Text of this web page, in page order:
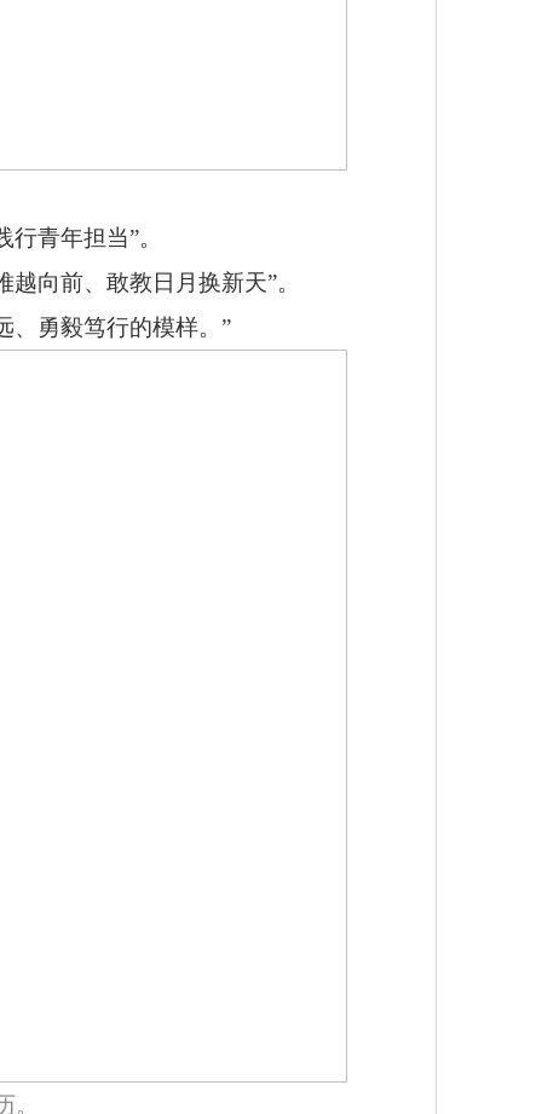
行青年担当”。
越向前、敢教日月换新天”。
勇毅笃行的模样。 ”